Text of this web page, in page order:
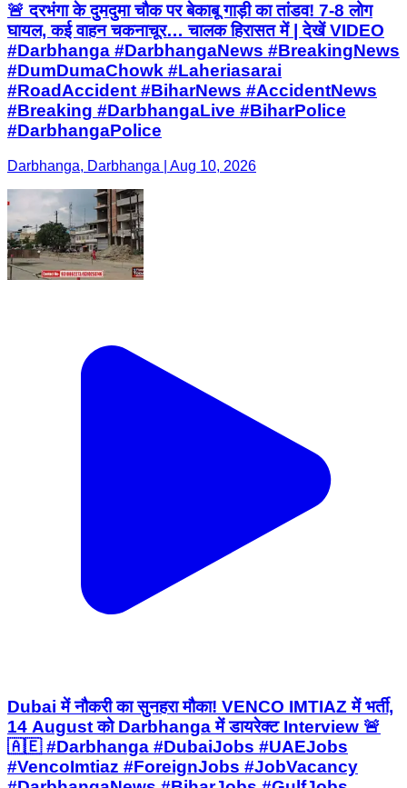
🚨 दरभंगा के दुमदुमा चौक पर बेकाबू गाड़ी का तांडव! 7-8 लोग
घायल, कई वाहन चकनाचूर… चालक हिरासत में | देखें VIDEO
#Darbhanga #DarbhangaNews #BreakingNews
#DumDumaChowk #Laheriasarai
#RoadAccident #BiharNews #AccidentNews
#Breaking #DarbhangaLive #BiharPolice
#DarbhangaPolice
Darbhanga, Darbhanga | Aug 10, 2026
Dubai में नौकरी का सुनहरा मौका! VENCO IMTIAZ में भर्ती,
14 August को Darbhanga में डायरेक्ट Interview 🚨
🇦🇪 #Darbhanga #DubaiJobs #UAEJobs
#VencoImtiaz #ForeignJobs #JobVacancy